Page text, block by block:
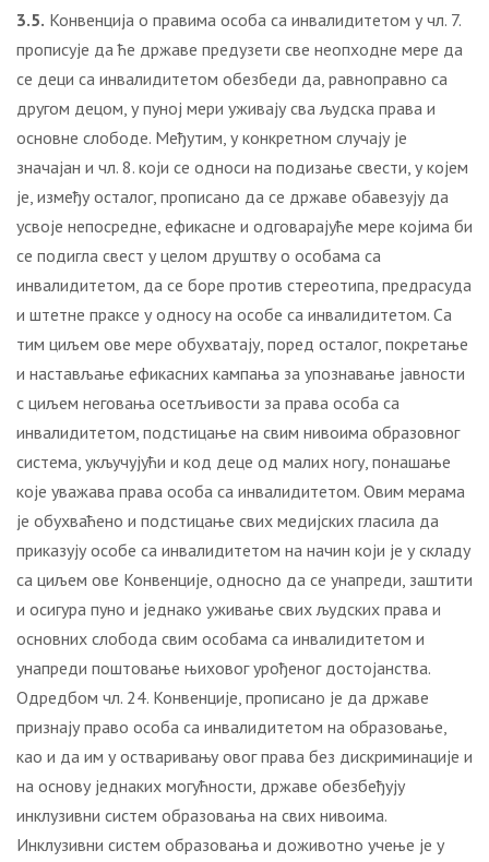
3.5. Конвенција о правима особа са инвалидитетом у чл. 7.
прописује да ће државе предузети све неопходне мере да
се деци са инвалидитетом обезбеди да, равноправно са
другом децом, у пуној мери уживају сва људска права и
основне слободе. Међутим, у конкретном случају је
значајан и чл. 8. који се односи на подизање свести, у којем
је, између осталог, прописано да се државе обавезују да
усвоје непосредне, ефикасне и одговарајуће мере којима би
се подигла свест у целом друштву о особама са
инвалидитетом, да се боре против стереотипа, предрасуда
и штетне праксе у односу на особе са инвалидитетом. Са
тим циљем ове мере обухватају, поред осталог, покретање
и настављање ефикасних кампања за упознавање јавности
с циљем неговања осетљивости за права особа са
инвалидитетом, подстицање на свим нивоима образовног
система, укључујући и код деце од малих ногу, понашање
које уважава права особа са инвалидитетом. Овим мерама
је обухваћено и подстицање свих медијских гласила да
приказују особе са инвалидитетом на начин који је у складу
са циљем ове Конвенције, односно да се унапреди, заштити
и осигура пуно и једнако уживање свих људских права и
основних слобода свим особама са инвалидитетом и
унапреди поштовање њиховог урођеног достојанства.
Одредбом чл. 24. Конвенције, прописано је да државе
признају право особа са инвалидитетом на образовање,
као и да им у остваривању овог права без дискриминације и
на основу једнаких могућности, државе обезбеђују
инклузивни систем образовања на свих нивоима.
Инклузивни систем образовања и доживотно учење је у